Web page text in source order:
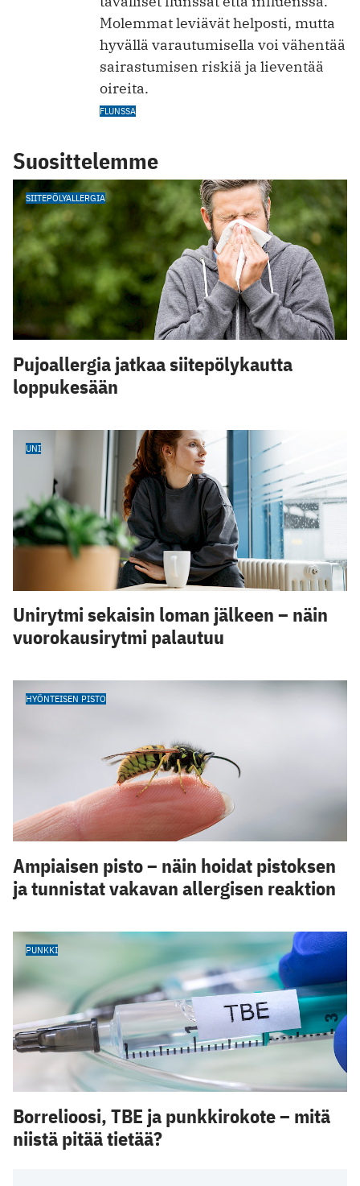
Molemmat leviävät helposti, mutta
hyvällä varautumisella voi vähentää
sairastumisen riskiä ja lieventää
oireita.
FLUNSSA
Suosittelemme
SIITEPÖLYALLERGIA
Pujoallergia jatkaa siitepölykautta
loppukesään
UNI
Unirytmi sekaisin loman jälkeen – näin
vuorokausirytmi palautuu
HYÖNTEISEN PISTO
Ampiaisen pisto – näin hoidat pistoksen
ja tunnistat vakavan allergisen reaktion
PUNKKI
Borrelioosi, TBE ja punkkirokote – mitä
niistä pitää tietää?